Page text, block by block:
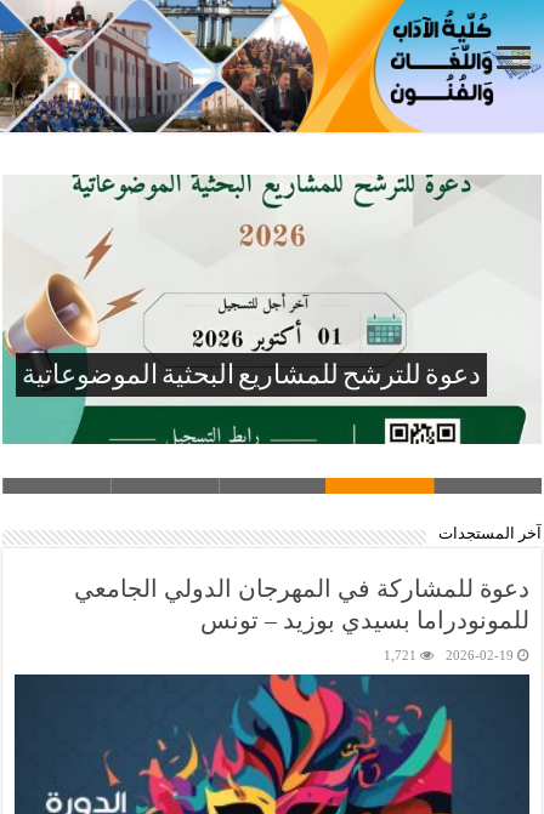
عرض منح دراسية (ماستر ودكتوراه) بكوريا
الجنوبية KOIKA – CIAT
آخر المستجدات
دعوة للمشاركة في المهرجان الدولي الجامعي
للمونودراما بسيدي بوزيد – تونس
2026-02-19
1,721